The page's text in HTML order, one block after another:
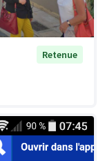
Retenue